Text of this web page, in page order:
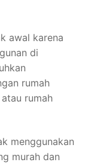
awal karena
di
rumah
rumah
menggunakan
murah dan